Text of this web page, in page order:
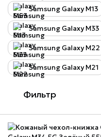
Samsung Galaxy M13
Samsung Galaxy M33
Samsung Galaxy M22
Samsung Galaxy M21
Фильтр